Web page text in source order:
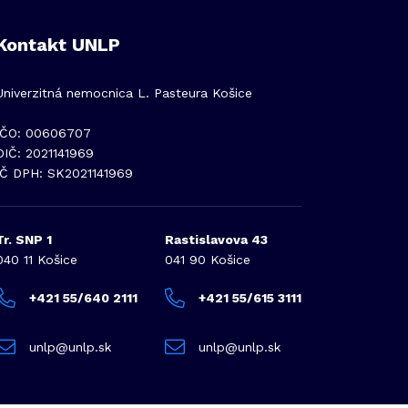
UNLP
nemocnica L. Pasteura Košice
00606707
2021141969
DPH: SK2021141969
SNP 1
11 Košice
+421 55/640 2111
unlp@unlp.sk
Rastislavova 43
041 90 Košice
+421 55/615 3111
unlp@unlp.sk